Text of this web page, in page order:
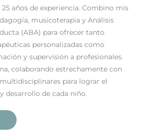
años de experiencia. Combino mis
musicoterapia y Análisis
(ABA) para ofrecer tanto
personalizadas como
y supervisión a profesionales.
colaborando estrechamente con
para lograr el
desarrollo de cada niño.